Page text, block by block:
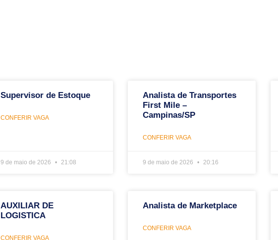
Supervisor de Estoque
CONFERIR VAGA
9 de maio de 2026 21:08
Analista de Transportes
First Mile –
Campinas/SP
CONFERIR VAGA
9 de maio de 2026 20:16
AUXILIAR DE
LOGISTICA
CONFERIR VAGA
Analista de Marketplace
CONFERIR VAGA